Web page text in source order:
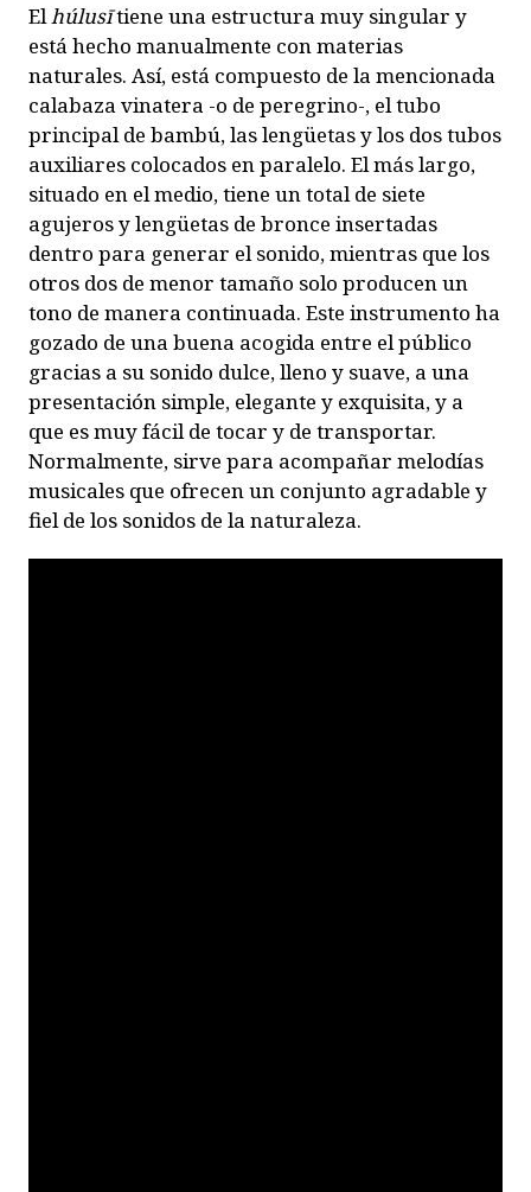
Elhúlusītiene una estructura muy singular y
está hecho manualmente con materias
naturales. Así, está compuesto de la mencionada
calabaza vinatera -o de peregrino-, el tubo
principal de bambú, las lengüetas y los dos tubos
auxiliares colocados en paralelo. El más largo,
situado en el medio, tiene un total de siete
agujeros y lengüetas de bronce insertadas
dentro para generar el sonido, mientras que los
otros dos de menor tamaño solo producen un
tono de manera continuada. Este instrumento ha
gozado de una buena acogida entre el público
gracias a su sonido dulce, lleno y suave, a una
presentación simple, elegante y exquisita, y a
que es muy fácil de tocar y de transportar.
Normalmente, sirve para acompañar melodías
musicales que ofrecen un conjunto agradable y
fiel de los sonidos de la naturaleza.